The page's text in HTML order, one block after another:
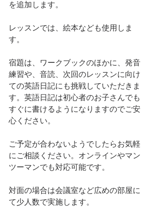
を追加します。
レッスンでは、絵本なども使用しま
す。
宿題は、ワークブックのほかに、発音
練習や、音読、次回のレッスンに向け
ての英語日記にも挑戦していただきま
す。英語日記は初心者のお子さんでも
すぐに書けるようになりますのでご安
心ください。
ご予定が合わないようでしたらお気軽
にご相談ください。オンラインやマン
ツーマンでも対応可能です。
対面の場合は会議室など広めの部屋に
て少人数で実施します。